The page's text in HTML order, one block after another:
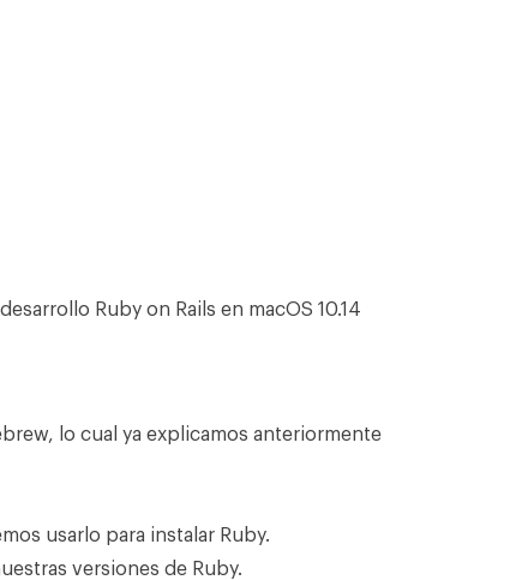
Ruby on Rails en macOS 10.14
lo cual ya explicamos anteriormente
usarlo para instalar Ruby.
versiones de Ruby.